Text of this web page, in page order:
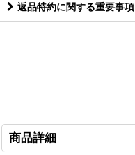
返品特約に関する重要事項
商品詳細